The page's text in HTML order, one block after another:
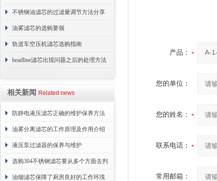
不锈钢油滤芯的过滤量调节方法分享
油雾滤芯的选购要领
轨道车空压机滤芯选购指南
headline滤芯出现问题之后的处理方法
相关新闻 Related news
防静电液压滤芯正确的维护保养方法
油雾分离滤芯的工作原理及作用介绍
液压泵过滤器的保养与维护
选购304不锈钢滤芯要从多个方面去判
断
油烟滤芯保障了厨房良好的工作环境
产品：
您的单位：
您的姓名：
联系电话：
常用邮箱：